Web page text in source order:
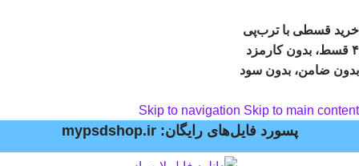
خرید قسطی با ترب‌پی
۴ قسط، بدون کارمزد
بدون ضامن، بدون سود
Skip to navigation Skip to main content
پسورد فایل‌های رایگان: mypsdshop.ir